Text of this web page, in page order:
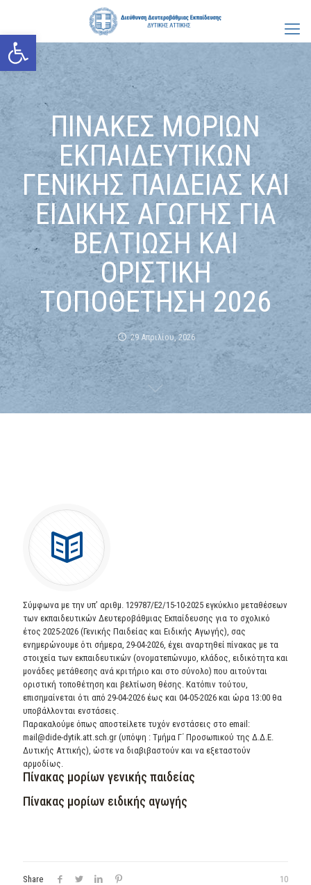
Ανοίξτε τη γραμμή εργαλείων
ΠΙΝΑΚΕΣ ΜΟΡΙΩΝ
ΕΚΠΑΙΔΕΥΤΙΚΩΝ
ΓΕΝΙΚΗΣ ΠΑΙΔΕΙΑΣ ΚΑΙ
ΕΙΔΙΚΗΣ ΑΓΩΓΗΣ ΓΙΑ
ΒΕΛΤΙΩΣΗ ΚΑΙ
ΟΡΙΣΤΙΚΗ
ΤΟΠΟΘΕΤΗΣΗ 2026
29 Απριλίου, 2026
Σύμφωνα με την υπ’ αριθμ. 129787/Ε2/15-10-2025 εγκύκλιο μεταθέσεων
των εκπαιδευτικών Δευτεροβάθμιας Εκπαίδευσης για το σχολικό
έτος 2025-2026 (Γενικής Παιδείας και Ειδικής Αγωγής), σας
ενημερώνουμε ότι σήμερα, 29-04-2026, έχει αναρτηθεί πίνακας με τα
στοιχεία των εκπαιδευτικών (ονοματεπώνυμο, κλάδος, ειδικότητα και
μονάδες μετάθεσης ανά κριτήριο και στο σύνολο) που αιτούνται
οριστική τοποθέτηση και βελτίωση θέσης. Κατόπιν τούτου,
επισημαίνεται ότι από 29-04-2026 έως και 04-05-2026 και ώρα 13:00 θα
υποβάλλονται ενστάσεις.
Παρακαλούμε όπως αποστείλετε τυχόν ενστάσεις στο email:
mail@dide-dytik.att.sch.gr (υπόψη : Τμήμα Γ΄ Προσωπικού της Δ.Δ.Ε.
Δυτικής Αττικής), ώστε να διαβιβαστούν και να εξεταστούν
αρμοδίως.
Πίνακας μορίων γενικής παιδείας
Πίνακας μορίων ειδικής αγωγής
Share 10